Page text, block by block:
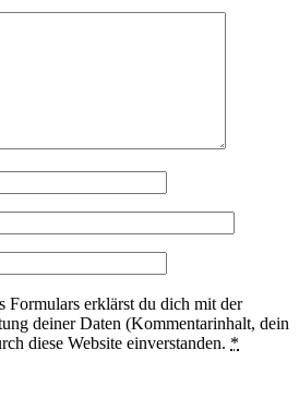
Formulars erklärst du dich mit der
deiner Daten (Kommentarinhalt, dein
diese Website einverstanden. *